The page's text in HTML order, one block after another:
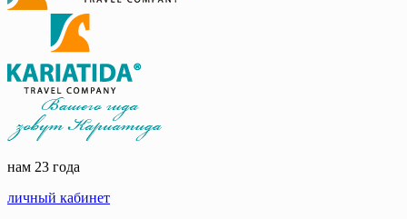
нам 23 года
личный кабинет